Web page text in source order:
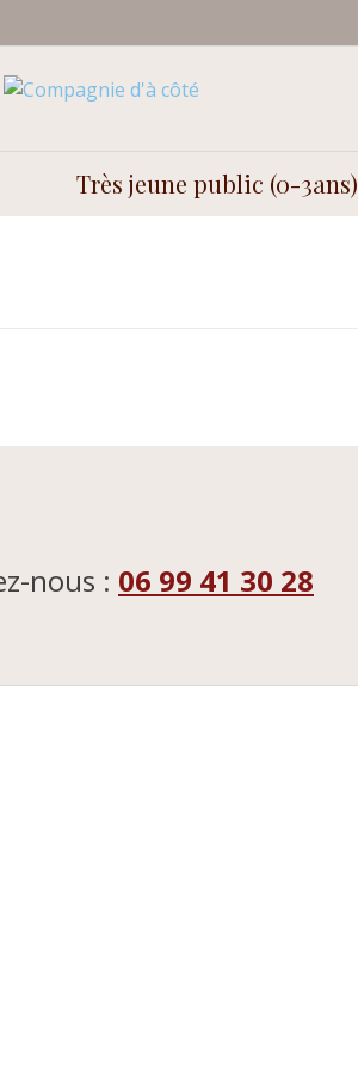
Très jeune public (0-3ans)
nous : 06 99 41 30 28